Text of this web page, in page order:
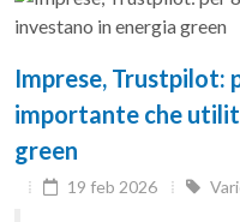
Imprese, Trustpilot:
importante che
green
19 feb 2026